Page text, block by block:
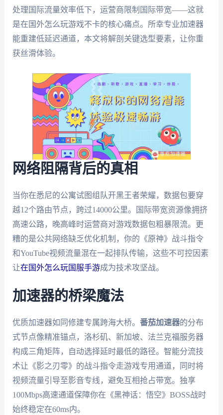
处理国际流量效率低下，运营商限制国际带宽——这就
是在国外怎么玩游戏不卡的核心痛点。所幸专业加速器
能重建低延迟通道，本文将解剖关键选型要素，让你重
获丝滑体验。
网络阻隔背后的真相
当你在悉尼的公寓试图组队开黑王者荣耀，数据包要穿
越12个路由节点，跨过14000公里。国际带宽资源像拥挤
高速公路，晚高峰时运营商对游戏数据包粗暴限流。更
糟的是公共网络缺乏优化机制，你的《原神》战斗指令
和YouTube视频流量混在一起排队传输，这些不可控因素
让在国外怎么玩国服手游成为技术攻坚战。
加速器的桥梁魔法
优质加速器如同修建专属跨海大桥。 番茄加速器的分布
式节点像精准锚点，洛杉矶、新加坡、法兰克福服务器
构成三角矩阵，自动选择延时最低的路径。智能分流技
术让《影之刃零》的战斗指令走游戏专用通道，同时将
视频流量引导至影音专线，避免互相抢占带宽。独享
100Mbps高速通道保障你在《黑神话：悟空》BOSS战时
始终稳定在60ms内。